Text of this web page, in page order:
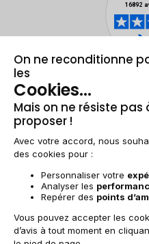
Mentions légales &
Conditions générales de